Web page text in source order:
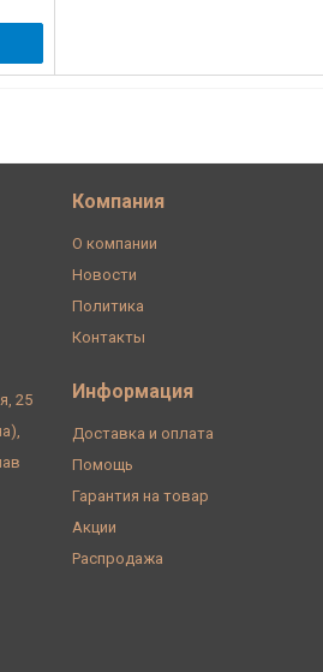
25
Компания
О компании
Новости
Политика
Контакты
Информация
Доставка и оплата
Помощь
Гарантия на товар
Акции
Распродажа